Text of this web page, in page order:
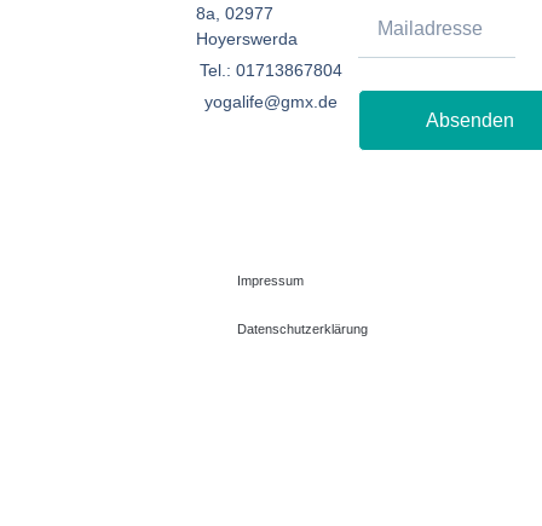
8a, 02977
Hoyerswerda
Tel.: 01713867804
yogalife@gmx.de
Absenden
Impressum
Datenschutzerklärung